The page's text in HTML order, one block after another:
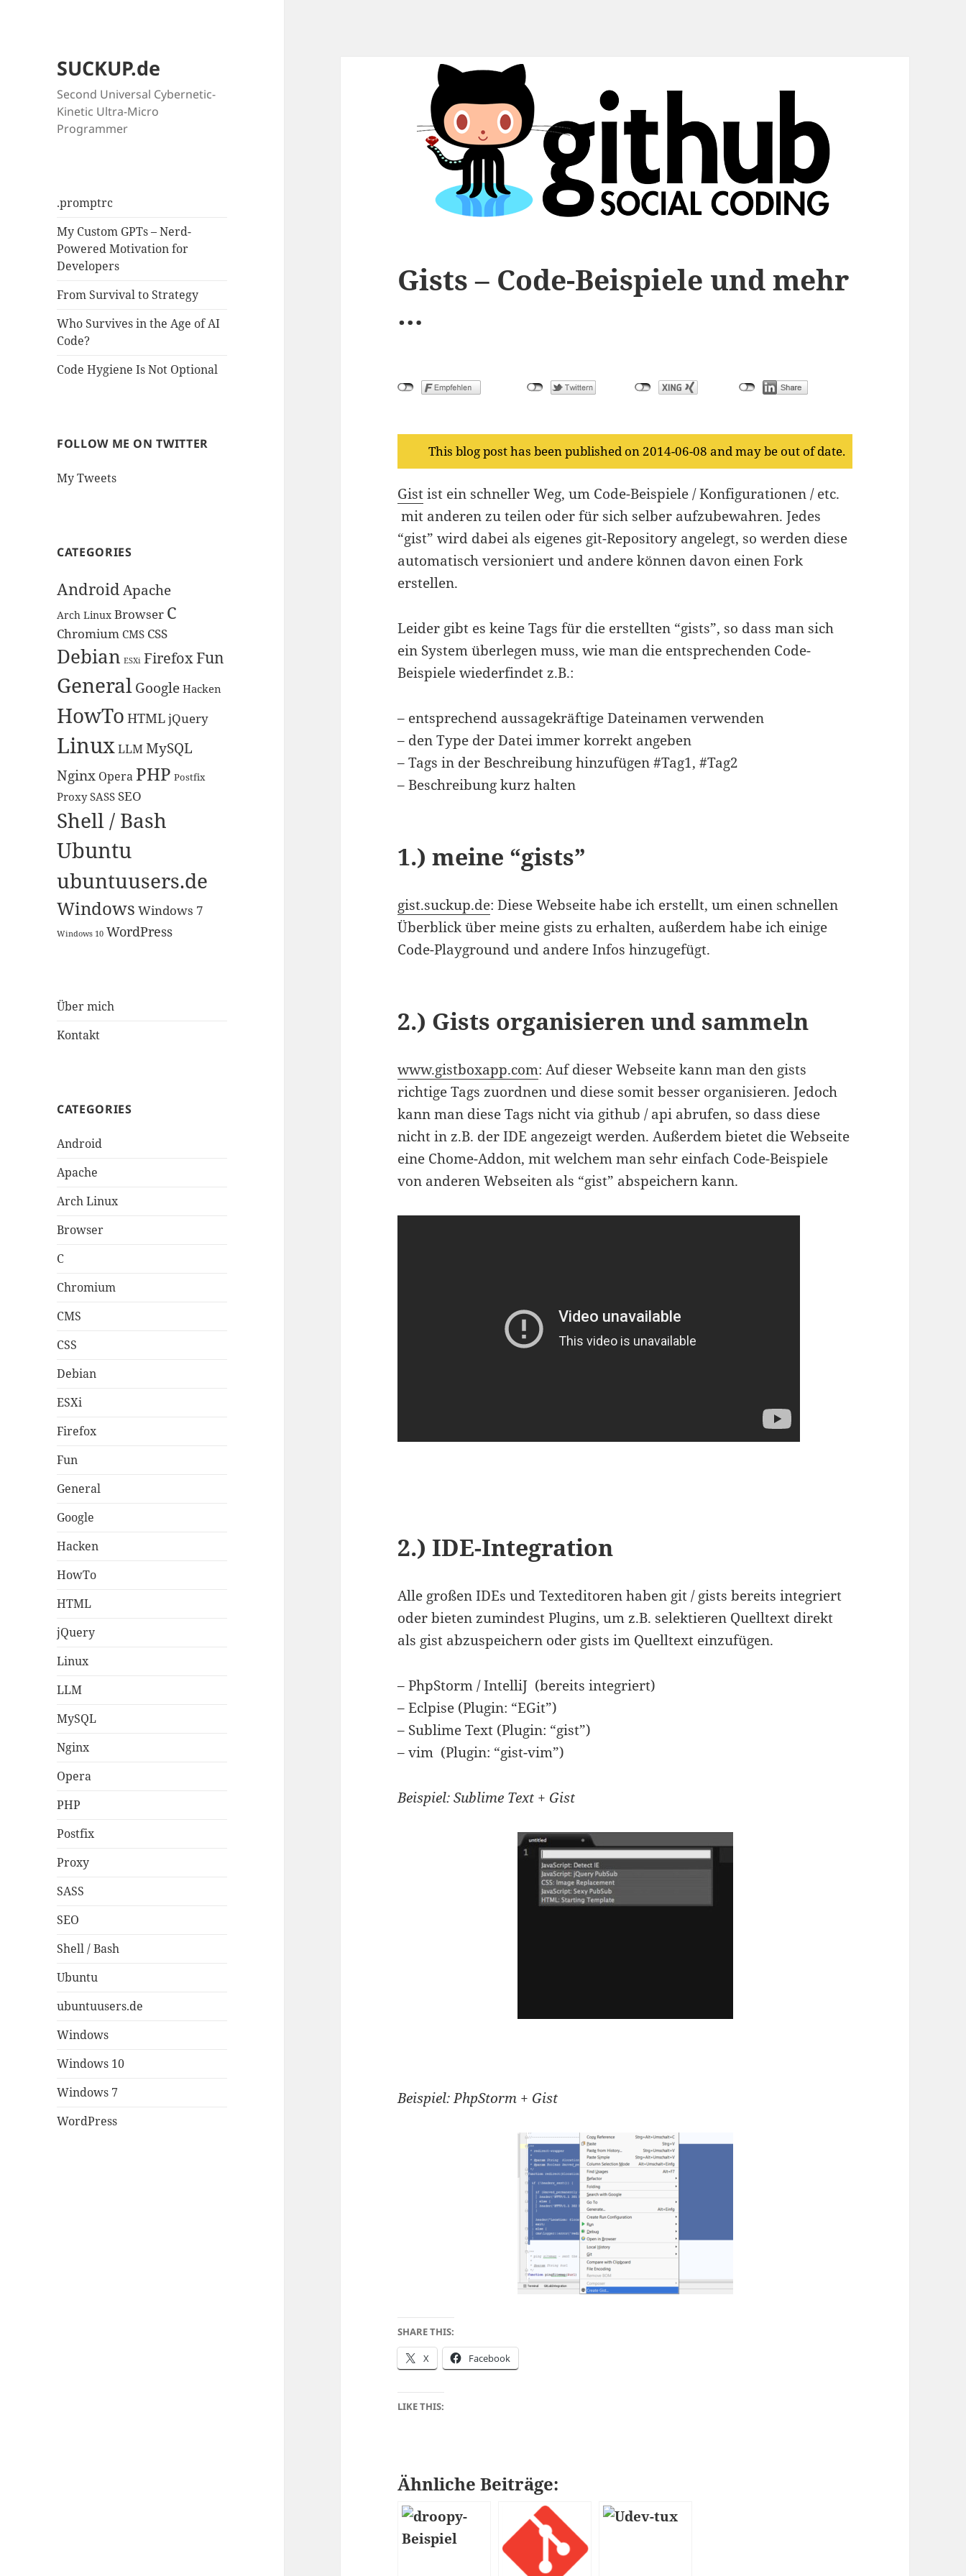
SUCKUP.de
Second Universal Cybernetic-
Kinetic Ultra-Micro
Programmer
.promptrc
My Custom GPTs – Nerd-
Powered Motivation for
Developers
From Survival to Strategy
Who Survives in the Age of AI
Code?
Code Hygiene Is Not Optional
FOLLOW ME ON TWITTER
My Tweets
CATEGORIES
AndroidApache
Arch Linux Browser C
Chromium CMS CSS
Debian ESXi FirefoxFun
GeneralGoogle Hacken
HowTo HTMLjQuery
LinuxLLMMySQL
Nginx Opera PHP Postfix
Proxy SASS SEO
Shell / Bash
Ubuntu
ubuntuusers.de
Windows Windows 7
Windows 10 WordPress
Über mich
Kontakt
CATEGORIES
Android
Apache
Arch Linux
Browser
C
Chromium
CMS
CSS
Debian
ESXi
Firefox
Fun
General
Google
Hacken
HowTo
HTML
jQuery
Linux
LLM
MySQL
Nginx
Opera
PHP
Postfix
Proxy
SASS
SEO
Shell / Bash
Ubuntu
ubuntuusers.de
Windows
Windows 10
Windows 7
WordPress
Gists – Code-Beispiele und mehr
…
This blog post has been published on 2014-06-08 and may be out of date.
Gistist ein schneller Weg, um Code-Beispiele / Konfigurationen / etc.
mit anderen zu teilen oder für sich selber aufzubewahren. Jedes
“gist” wird dabei als eigenes git-Repository angelegt, so werden diese
automatisch versioniert und andere können davon einen Fork
erstellen.
Leider gibt es keine Tags für die erstellten “gists”, so dass man sich
ein System überlegen muss, wie man die entsprechenden Code-
Beispiele wiederfindet z.B.:
– entsprechend aussagekräftige Dateinamen verwenden
– den Type der Datei immer korrekt angeben
– Tags in der Beschreibung hinzufügen #Tag1, #Tag2
– Beschreibung kurz halten
1.) meine “gists”
gist.suckup.de: Diese Webseite habe ich erstellt, um einen schnellen
Überblick über meine gists zu erhalten, außerdem habe ich einige
Code-Playground und andere Infos hinzugefügt.
2.) Gists organisieren und sammeln
www.gistboxapp.com: Auf dieser Webseite kann man den gists
richtige Tags zuordnen und diese somit besser organisieren. Jedoch
kann man diese Tags nicht via github / api abrufen, so dass diese
nicht in z.B. der IDE angezeigt werden. Außerdem bietet die Webseite
eine Chome-Addon, mit welchem man sehr einfach Code-Beispiele
von anderen Webseiten als “gist” abspeichern kann.
2.) IDE-Integration
Alle großen IDEs und Texteditoren haben git / gists bereits integriert
oder bieten zumindest Plugins, um z.B. selektieren Quelltext direkt
als gist abzuspeichern oder gists im Quelltext einzufügen.
– PhpStorm / IntelliJ (bereits integriert)
– Eclpise (Plugin: “EGit”)
– Sublime Text (Plugin: “gist”)
– vim (Plugin: “gist-vim”)
Beispiel: Sublime Text + Gist
Beispiel: PhpStorm + Gist
SHARE THIS:
X Facebook
LIKE THIS:
Ähnliche Beiträge: